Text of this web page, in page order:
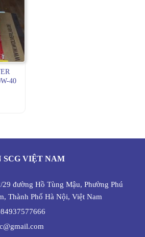
40
SCG VIỆT NAM
đường Hồ Tùng Mậu, Phường Phú
Thành Phố Hà Nội, Việt Nam